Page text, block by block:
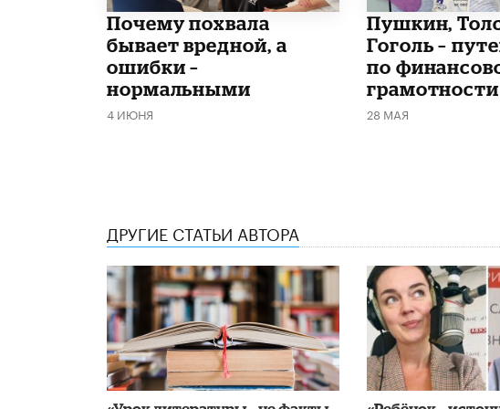
​Почему похвала
бывает вредной, а
ошибки –
нормальными
4 ИЮНЯ
​Пушкин,
Гоголь –
по
грамотности
28 МАЯ
ДРУГИЕ СТАТЬИ АВТОРА